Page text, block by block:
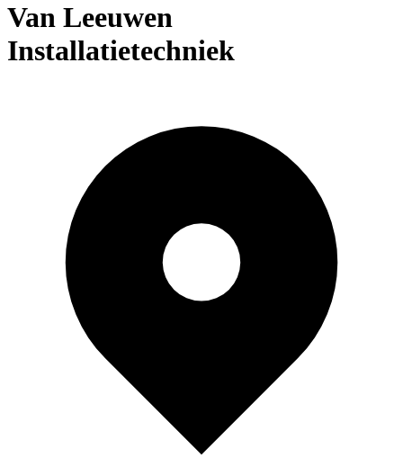
Van Leeuwen
Installatietechniek